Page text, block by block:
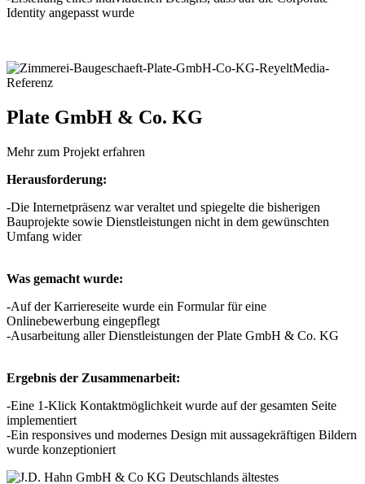
Identity angepasst wurde
Plate GmbH & Co. KG
Mehr zum Projekt erfahren
Herausforderung:
-Die Internetpräsenz war veraltet und spiegelte die bisherigen
Bauprojekte sowie Dienstleistungen nicht in dem gewünschten
Umfang wider
Was gemacht wurde:
-Auf der Karriereseite wurde ein Formular für eine
Onlinebewerbung eingepflegt
-Ausarbeitung aller Dienstleistungen der Plate GmbH & Co. KG
Ergebnis der Zusammenarbeit:
-Eine 1-Klick Kontaktmöglichkeit wurde auf der gesamten Seite
implementiert
-Ein responsives und modernes Design mit aussagekräftigen Bildern
wurde konzeptioniert